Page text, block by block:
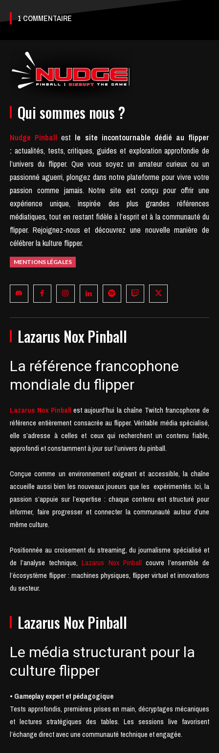
1 COMMENTAIRE
Qui sommes nous ?
Nudge Pinball est le site incontournable dédié au flipper
: actualités, tests, critiques, guides et exploration approfondie de
l’univers du flipper. Que vous soyez un amateur curieux ou un
passionné aguerri, plongez dans notre plateforme pour vivre votre
passion comme jamais. Notre site est conçu pour offrir une
expérience unique, inspirée des plus grandes références
médiatiques, tout en restant fidèle à l’esprit et à la communauté du
flipper. Rejoignez-nous et découvrez une nouvelle manière de
célébrer la kulture flipper.
MENTIONS LÉGALES
Lazarus Nox Pinball
La référence francophone
mondiale du flipper
Lazarus Nox Pinball est aujourd’hui la chaîne Twitch francophone de
référence entièrement consacrée au flipper. Véritable média spécialisé,
elle s’adresse à celles et ceux qui recherchent un contenu fiable,
approfondi et constamment à jour sur l’univers du pinball.
Conçue comme un environnement exigeant et accessible, la chaîne
accueille aussi bien les nouveaux joueurs que les expérimentés. Ici, la
passion s’appuie sur l’expertise : chaque contenu est structuré pour
informer, faire progresser et connecter la communauté autour d’une
même culture.
Positionnée au croisement du streaming, du journalisme spécialisé et
de l’analyse technique,Lazarus Nox Pinball couvre l’ensemble de
l’écosystème flipper : machines physiques, flipper virtuel et innovations
du secteur.
Lazarus Nox Pinball
Le média structurant pour la
culture flipper
• Gameplay expert et pédagogique
Tests approfondis, premières prises en main, décryptages mécaniques
et lectures stratégiques des tables. Les sessions live favorisent
l’échange direct avec une communauté technique et engagée.